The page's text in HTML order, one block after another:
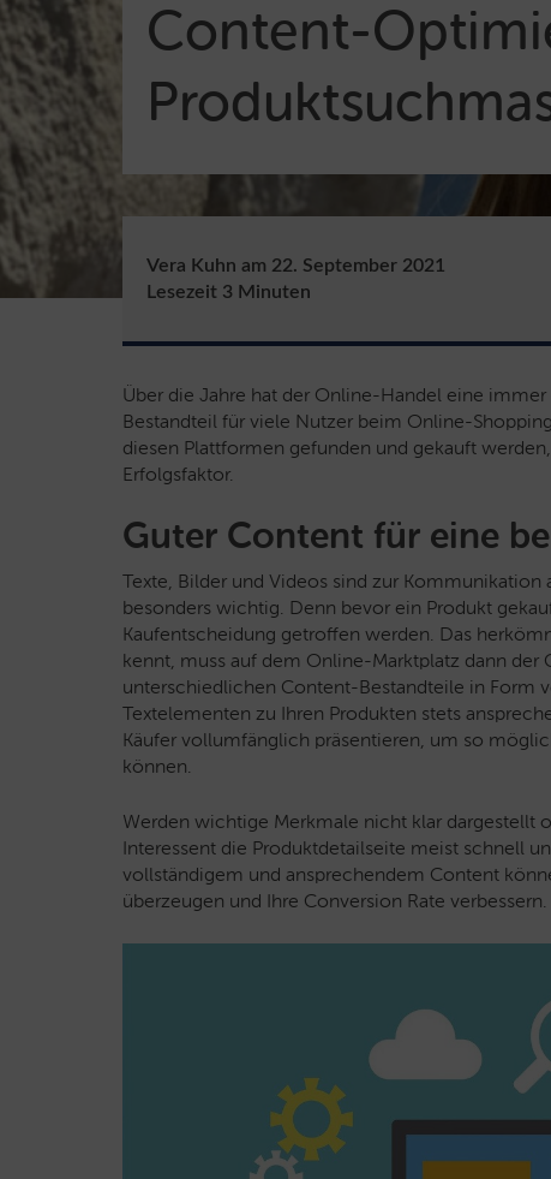
Content-
Vera Kuhn am 22. September 2021
Lesezeit 3 Minuten
Über die Jahre hat der Online-Handel eine
Bestandteil für viele Nutzer beim Online-
diesen Plattformen gefunden und gekauft
Erfolgsfaktor.
Guter Content für eine
Texte, Bilder und Videos sind zur
besonders wichtig. Denn bevor ein Produkt
Kaufentscheidung getroffen werden. Das
kennt, muss auf dem Online-Marktplatz dann
unterschiedlichen Content-Bestandteile in Form
Textelementen zu Ihren Produkten stets
Käufer vollumfänglich präsentieren, um so
können.
Werden wichtige Merkmale nicht klar dargestellt
Interessent die Produktdetailseite meist schnell
vollständigem und ansprechendem Content
überzeugen und Ihre Conversion Rate verbessern.